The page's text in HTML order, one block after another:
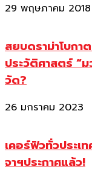
29 พฤษภาคม 2018
สยบดราม่าโบก
ประวัติศาสตร์ “
วัด?
26 มกราคม 2023
เคอร์ฟิวทั่วประเ
จาฯประกาศแล้ว!